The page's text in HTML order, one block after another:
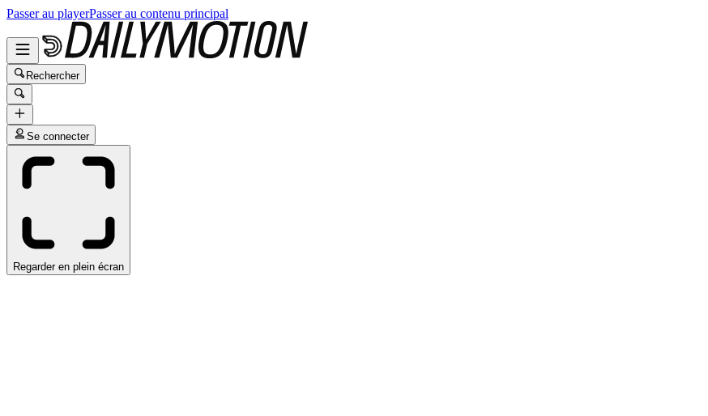
Passer au playerPasser au contenu principal
Rechercher
Se connecter
Regarder en plein écran